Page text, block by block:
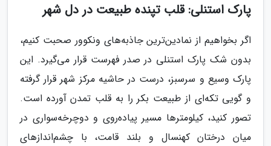
پارک استنلی: قلب تپنده طبیعت در دل شهر
اگر بخواهیم از نمادین‌ترین جاذبه‌های ونکوور صحبت کنیم،
بدون شک پارک استنلی در صدر فهرست قرار می‌گیرد. این
پارک وسیع و سرسبز، درست در حاشیه مرکز شهر قرار گرفته
و گویی تکه‌ای از طبیعت بکر را به قلب تمدن آورده است.
تصور کنید، کیلومترها مسیر پیاده‌روی و دوچرخه‌سواری در
میان درختان کهنسال و بلند قامت، با چشم‌اندازهای